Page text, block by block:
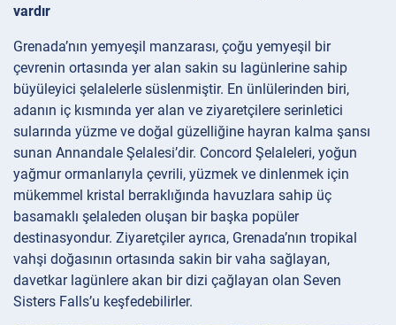
vardır
Grenada’nın yemyeşil manzarası, çoğu yemyeşil bir
çevrenin ortasında yer alan sakin su lagünlerine sahip
büyüleyici şelalelerle süslenmiştir. En ünlülerinden biri,
adanın iç kısmında yer alan ve ziyaretçilere serinletici
sularında yüzme ve doğal güzelliğine hayran kalma şansı
sunan Annandale Şelalesi’dir. Concord Şelaleleri, yoğun
yağmur ormanlarıyla çevrili, yüzmek ve dinlenmek için
mükemmel kristal berraklığında havuzlara sahip üç
basamaklı şelaleden oluşan bir başka popüler
destinasyondur. Ziyaretçiler ayrıca, Grenada’nın tropikal
vahşi doğasının ortasında sakin bir vaha sağlayan,
davetkar lagünlere akan bir dizi çağlayan olan Seven
Sisters Falls’u keşfedebilirler.